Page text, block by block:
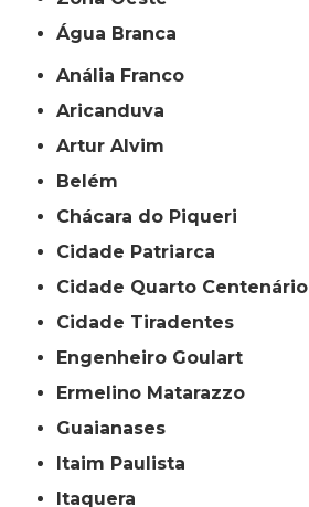
Água Branca
Anália Franco
Aricanduva
Artur Alvim
Belém
Chácara do Piqueri
Cidade Patriarca
Cidade Quarto Centenário
Cidade Tiradentes
Engenheiro Goulart
Ermelino Matarazzo
Guaianases
Itaim Paulista
Itaquera